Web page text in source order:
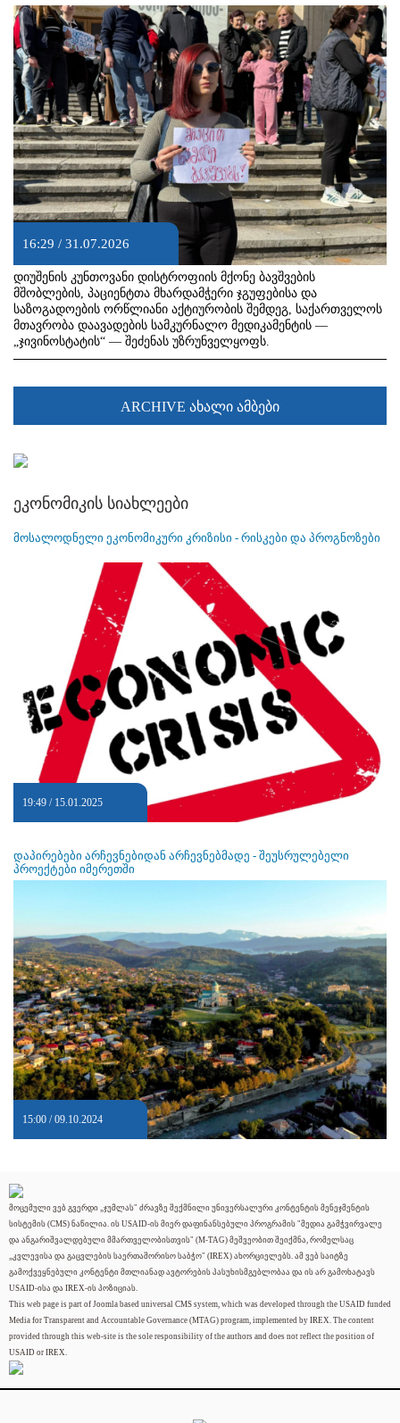
16:29 / 31.07.2026
დიუშენის კუნთოვანი დისტროფიის მქონე ბავშვების
მშობლების, პაციენტთა მხარდამჭერი ჯგუფებისა და
საზოგადოების ორწლიანი აქტიურობის შემდეგ, საქართველოს
მთავრობა დაავადების სამკურნალო მედიკამენტის —
„ჯივინოსტატის“ — შეძენას უზრუნველყოფს.
ARCHIVE ახალი ამბები
ეკონომიკის სიახლეები
მოსალოდნელი ეკონომიკური კრიზისი - რისკები და პროგნოზები
19:49 / 15.01.2025
დაპირებები არჩევნებიდან არჩევნებმადე - შეუსრულებელი
პროექტები იმერეთში
15:00 / 09.10.2024
მოცემული ვებ გვერდი „ჯუმლას" ძრავზე შექმნილი უნივერსალური კონტენტის მენეჯმენტის
სისტემის (CMS) ნაწილია. ის USAID-ის მიერ დაფინანსებული პროგრამის "მედია გამჭვირვალე
და ანგარიშვალდებული მმართველობისთვის" (M-TAG) მეშვეობით შეიქმნა, რომელსაც
„კვლევისა და გაცვლების საერთაშორისო საბჭო" (IREX) ახორციელებს. ამ ვებ საიტზე
გამოქვეყნებული კონტენტი მთლიანად ავტორების პასუხისმგებლობაა და ის არ გამოხატავს
USAID-ისა და IREX-ის პოზიციას.
This web page is part of Joomla based universal CMS system, which was developed through the USAID funded
Media for Transparent and Accountable Governance (MTAG) program, implemented by IREX. The content
provided through this web-site is the sole responsibility of the authors and does not reflect the position of
USAID or IREX.